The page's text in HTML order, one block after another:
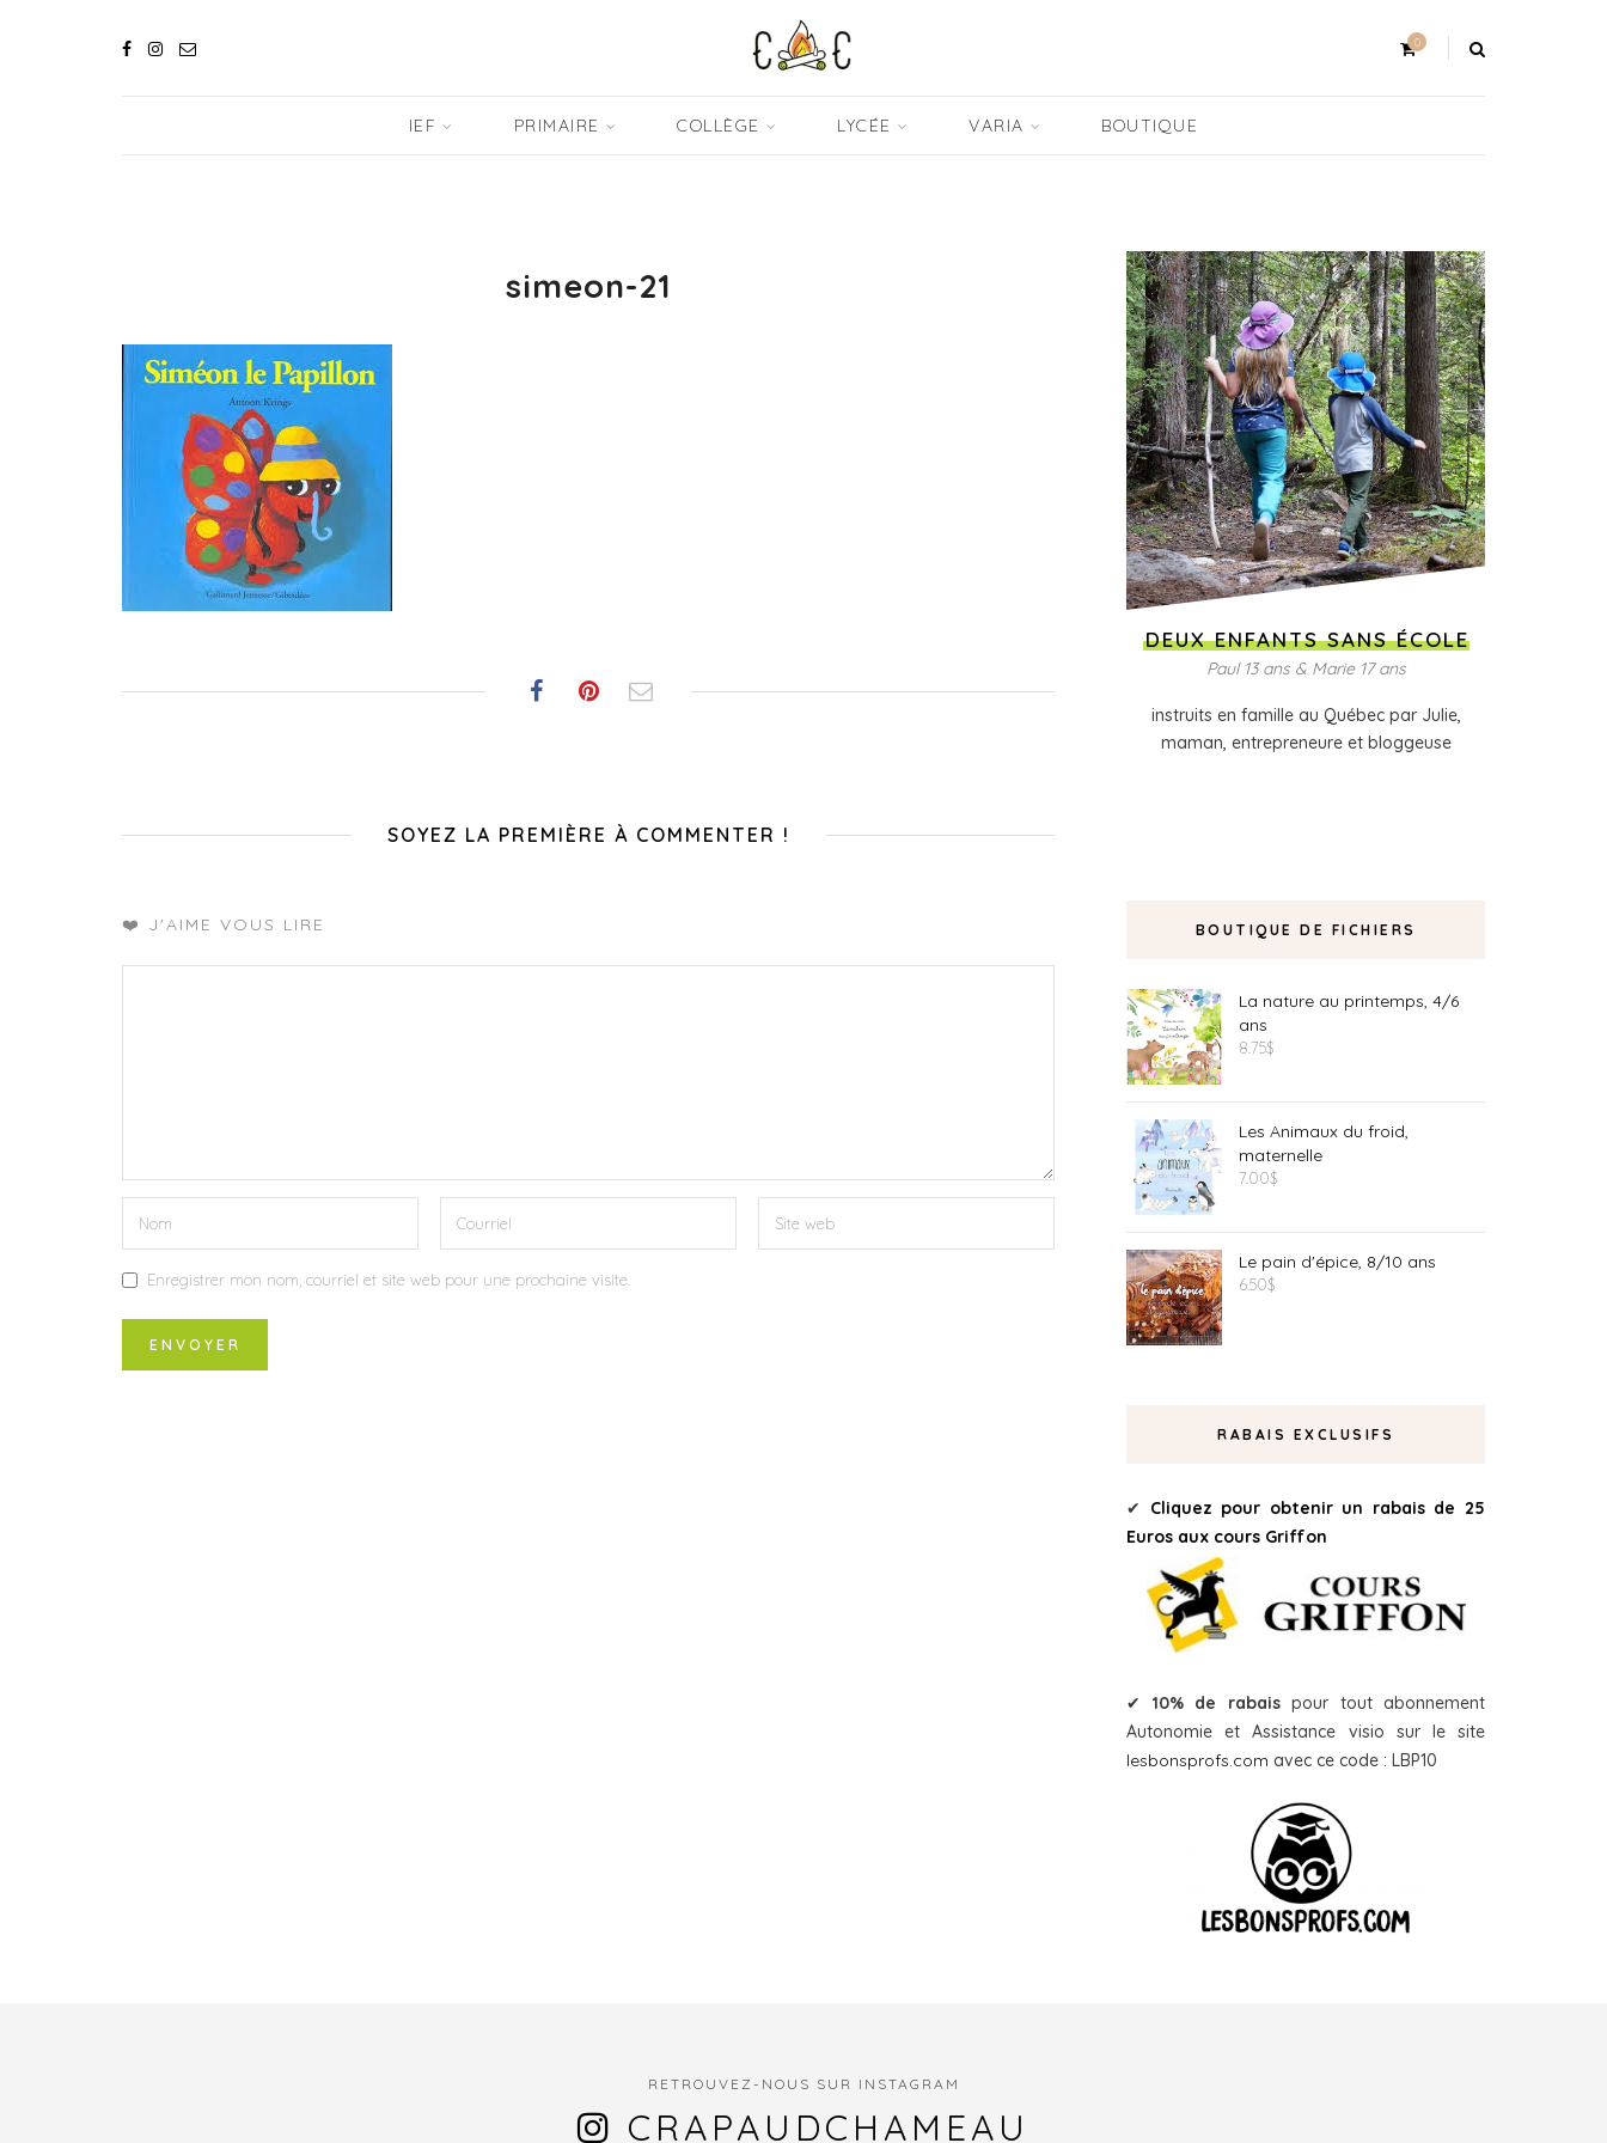
0
IEF PRIMAIRE COLLÈGE LYCÉE VARIA BOUTIQUE
simeon-21
SOYEZ LA PREMIÈRE À COMMENTER !
❤️ J'AIME VOUS LIRE
Enregistrer mon nom, courriel et site web pour une prochaine visite.
DEUX ENFANTS SANS ÉCOLE
Paul 13 ans & Marie 17 ans
instruits en famille au Québec par Julie,
maman, entrepreneure et bloggeuse
BOUTIQUE DE FICHIERS
La nature au printemps, 4/6
ans
8.75$
Les Animaux du froid,
maternelle
7.00$
Le pain d'épice, 8/10 ans
6.50$
RABAIS EXCLUSIFS
✔ Cliquez pour obtenir un rabais de 25
Euros aux cours Griffon
✔ 10% de rabaispour tout abonnement
Autonomie et Assistance visio sur le site
lesbonsprofs.com avec ce code : LBP10
RETROUVEZ-NOUS SUR INSTAGRAM
CRAPAUDCHAMEAU